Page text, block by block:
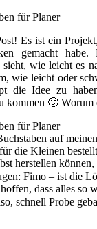
Es ist ein
gemacht
sieht, wie leicht es
wie leicht oder
die Idee zu
kommen 🙂 Worum
auf
die Kleinen
herstellen
Fimo – ist die
dass alles so
schnell Probe